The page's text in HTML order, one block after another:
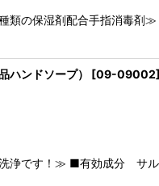
類の保湿剤配合手指消毒剤
ンドソープ） [09-09002]
浄です！≫ ■有効成分 サル